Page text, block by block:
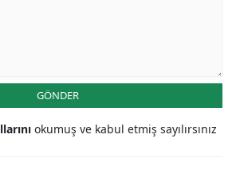
GÖNDER
okumuş ve kabul etmiş sayılırsınız